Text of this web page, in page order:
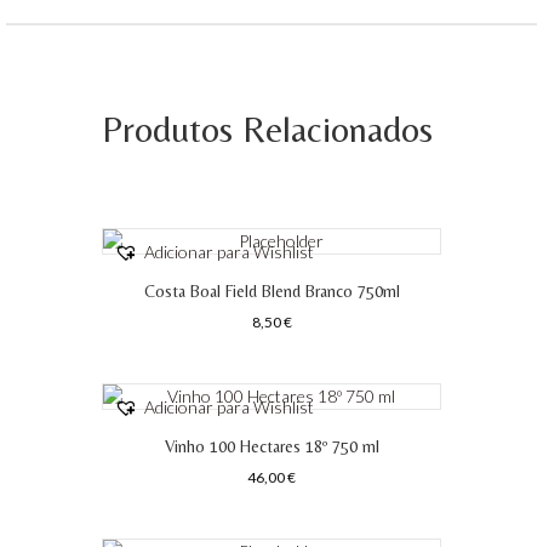
Produtos Relacionados
Adicionar para Wishlist
Costa Boal Field Blend Branco 750ml
8,50€
Adicionar para Wishlist
Vinho 100 Hectares 18º 750 ml
46,00€